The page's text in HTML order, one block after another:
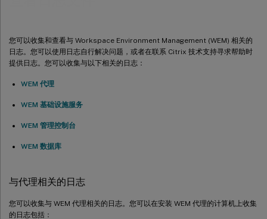
您可以收集和查看与 Workspace Environment Management (WEM) 相关的
日志。您可以使用日志自行解决问题，或者在联系 Citrix 技术支持寻求帮助时
提供日志。您可以收集与以下相关的日志：
WEM 代理
WEM 基础设施服务
WEM 管理控制台
WEM 数据库
与代理相关的日志
您可以收集与 WEM 代理相关的日志。您可以在安装 WEM 代理的计算机上收集
的日志包括：